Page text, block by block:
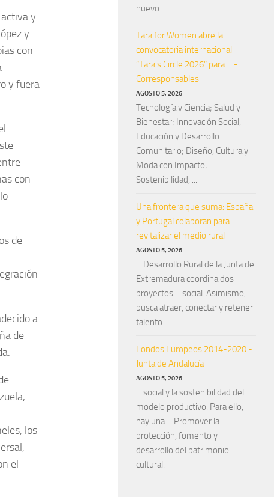
y
y
con
y fuera
con
de
a
de
los
el
nuevo ...
Tara for Women abre la
convocatoria internacional
“Tara's Circle 2026” para ... -
Corresponsables
AGOSTO 5, 2026
Tecnología y Ciencia; Salud y
Bienestar; Innovación Social,
Educación y Desarrollo
Comunitario; Diseño, Cultura y
Moda con Impacto;
Sostenibilidad, ...
Una frontera que suma: España
y Portugal colaboran para
revitalizar el medio rural
AGOSTO 5, 2026
... Desarrollo Rural de la Junta de
Extremadura coordina dos
proyectos ... social. Asimismo,
busca atraer, conectar y retener
talento ...
Fondos Europeos 2014-2020 -
Junta de Andalucía
AGOSTO 5, 2026
... social y la sostenibilidad del
modelo productivo. Para ello,
hay una ... Promover la
protección, fomento y
desarrollo del patrimonio
cultural.